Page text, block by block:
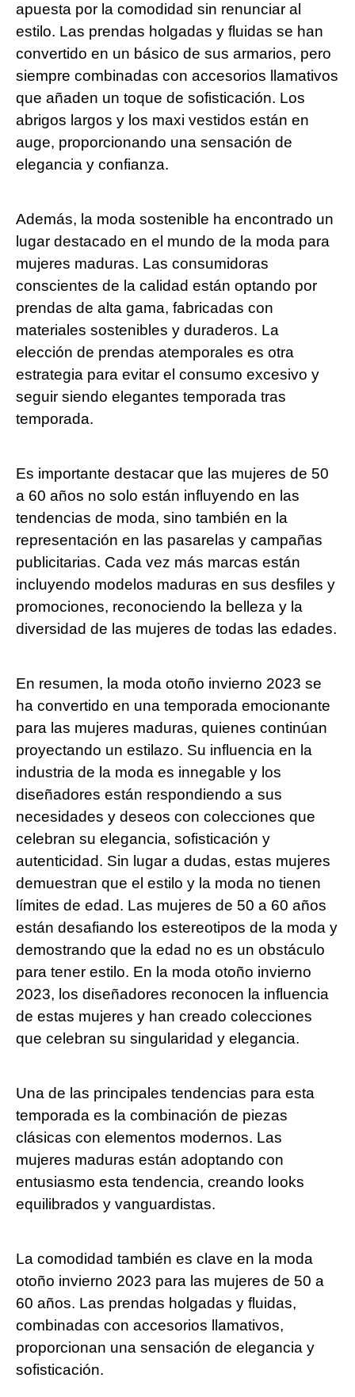
apuesta por la comodidad sin renunciar al
estilo. Las prendas holgadas y fluidas se han
convertido en un básico de sus armarios, pero
siempre combinadas con accesorios llamativos
que añaden un toque de sofisticación. Los
abrigos largos y los maxi vestidos están en
auge, proporcionando una sensación de
elegancia y confianza.
Además, la moda sostenible ha encontrado un
lugar destacado en el mundo de la moda para
mujeres maduras. Las consumidoras
conscientes de la calidad están optando por
prendas de alta gama, fabricadas con
materiales sostenibles y duraderos. La
elección de prendas atemporales es otra
estrategia para evitar el consumo excesivo y
seguir siendo elegantes temporada tras
temporada.
Es importante destacar que las mujeres de 50
a 60 años no solo están influyendo en las
tendencias de moda, sino también en la
representación en las pasarelas y campañas
publicitarias. Cada vez más marcas están
incluyendo modelos maduras en sus desfiles y
promociones, reconociendo la belleza y la
diversidad de las mujeres de todas las edades.
En resumen, la moda otoño invierno 2023 se
ha convertido en una temporada emocionante
para las mujeres maduras, quienes continúan
proyectando un estilazo. Su influencia en la
industria de la moda es innegable y los
diseñadores están respondiendo a sus
necesidades y deseos con colecciones que
celebran su elegancia, sofisticación y
autenticidad. Sin lugar a dudas, estas mujeres
demuestran que el estilo y la moda no tienen
límites de edad. Las mujeres de 50 a 60 años
están desafiando los estereotipos de la moda y
demostrando que la edad no es un obstáculo
para tener estilo. En la moda otoño invierno
2023, los diseñadores reconocen la influencia
de estas mujeres y han creado colecciones
que celebran su singularidad y elegancia.
Una de las principales tendencias para esta
temporada es la combinación de piezas
clásicas con elementos modernos. Las
mujeres maduras están adoptando con
entusiasmo esta tendencia, creando looks
equilibrados y vanguardistas.
La comodidad también es clave en la moda
otoño invierno 2023 para las mujeres de 50 a
60 años. Las prendas holgadas y fluidas,
combinadas con accesorios llamativos,
proporcionan una sensación de elegancia y
sofisticación.